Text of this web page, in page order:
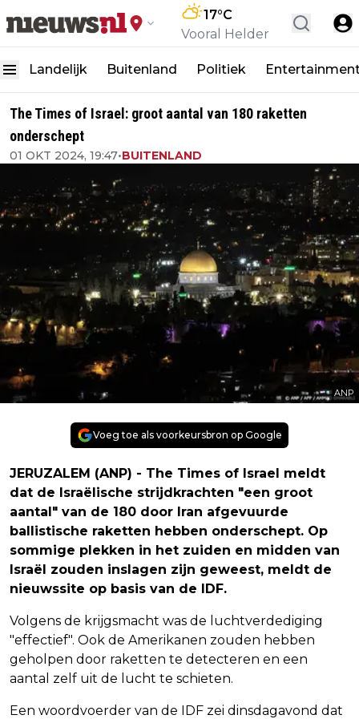
17°C
Vooral Helder
Landelijk Buitenland Politiek
The Times of Israel: groot aantal van 180 raketten
onderschept
01 OKT 2024, 19:47•BUITENLAND
ANP
Voeg toe als voorkeursbron op Google
JERUZALEM (ANP) - The Times of Israel meldt
dat de Israëlische strijdkrachten "een groot
aantal" van de 180 door Iran afgevuurde
ballistische raketten hebben onderschept. Op
sommige plekken in het zuiden en midden van
Israël zouden inslagen zijn geweest, meldt de
nieuwssite op basis van de IDF.
Volgens de krijgsmacht was de luchtverdediging
"effectief". Ook de Amerikanen zouden hebben
geholpen door raketten te detecteren en een
aantal zelf uit de lucht te schieten.
Een woordvoerder van de IDF zei dinsdagavond dat